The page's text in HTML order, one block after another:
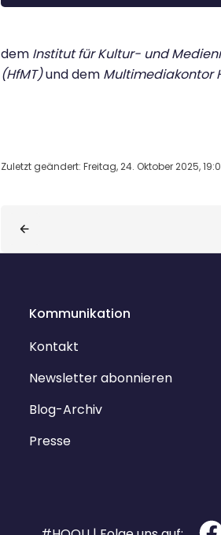
dem Institut für Kultur- und
(HfMT)und dem Multimediakontor
Zuletzt geändert: Freitag, 24. Oktober 2025,
Blöcke
Kommunikation
Kontakt
Newsletter abonnieren
Blog-Archiv
Presse